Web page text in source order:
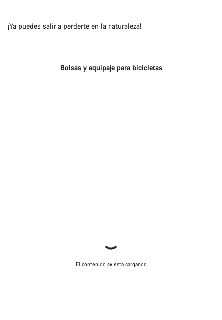
¡Ya puedes salir a perderte en la naturaleza!
Bolsas y equipaje para bicicletas
El contenido se está cargando